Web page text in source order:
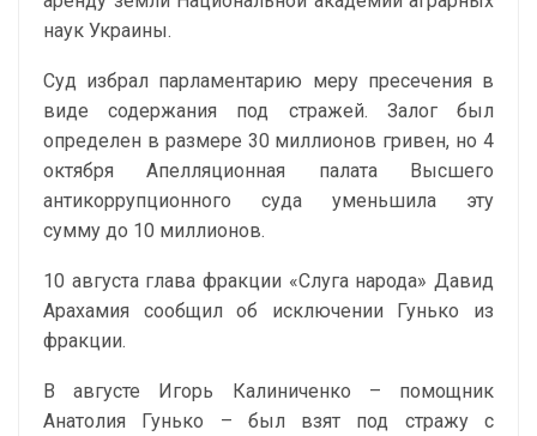
наук Украины.
Суд избрал парламентарию меру пресечения в
виде содержания под стражей. Залог был
определен в размере 30 миллионов гривен, но 4
октября Апелляционная палата Высшего
антикоррупционного суда уменьшила эту
сумму до 10 миллионов.
10 августа глава фракции «Слуга народа» Давид
Арахамия сообщил об исключении Гунько из
фракции.
В августе Игорь Калиниченко – помощник
Анатолия Гунько – был взят под стражу с